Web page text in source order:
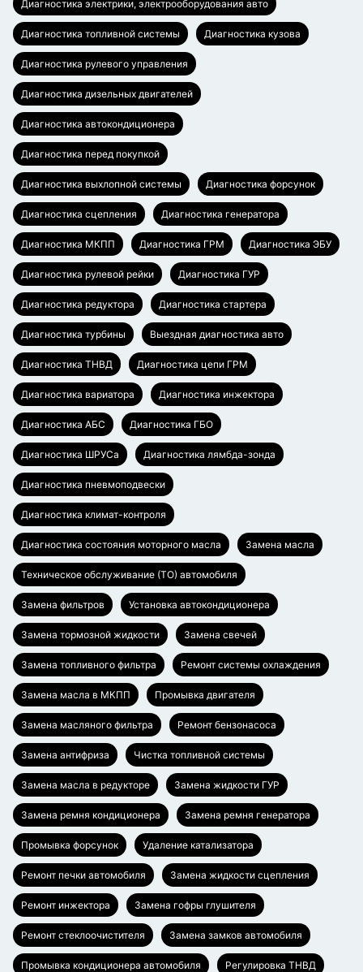
Диагностика электрики, электрооборудования авто
Диагностика топливной системы Диагностика кузова
Диагностика рулевого управления
Диагностика дизельных двигателей
Диагностика автокондиционера
Диагностика перед покупкой
Диагностика выхлопной системы Диагностика форсунок
Диагностика сцепления Диагностика генератора
Диагностика МКПП Диагностика ГРМ Диагностика ЭБУ
Диагностика рулевой рейки Диагностика ГУР
Диагностика редуктора Диагностика стартера
Диагностика турбины Выездная диагностика авто
Диагностика ТНВД Диагностика цепи ГРМ
Диагностика вариатора Диагностика инжектора
Диагностика АБС Диагностика ГБО
Диагностика ШРУСа Диагностика лямбда-зонда
Диагностика пневмоподвески
Диагностика климат-контроля
Диагностика состояния моторного масла Замена масла
Техническое обслуживание (ТО) автомобиля
Замена фильтров Установка автокондиционера
Замена тормозной жидкости Замена свечей
Замена топливного фильтра Ремонт системы охлаждения
Замена масла в МКПП Промывка двигателя
Замена масляного фильтра Ремонт бензонасоса
Замена антифриза Чистка топливной системы
Замена масла в редукторе Замена жидкости ГУР
Замена ремня кондиционера Замена ремня генератора
Промывка форсунок Удаление катализатора
Ремонт печки автомобиля Замена жидкости сцепления
Ремонт инжектора Замена гофры глушителя
Ремонт стеклоочистителя Замена замков автомобиля
Промывка кондиционера автомобиля Регулировка ТНВД